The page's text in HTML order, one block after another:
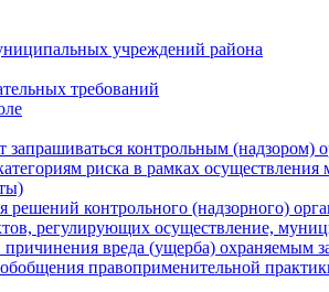
учреждений района
требований
запрашиваться контрольным (надзором)
риска в рамках
решений контрольного (надзорного)
регулирующих осуществление,
вреда (ущерба) охраняемым
правоприменительной